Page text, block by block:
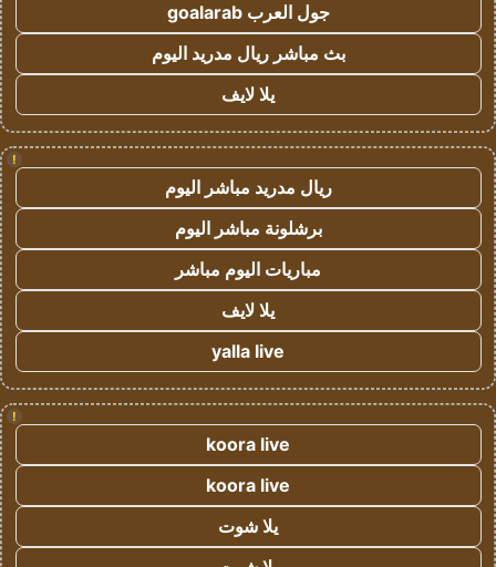
جول العرب goalarab
بث مباشر ريال مدريد اليوم
يلا لايف
!
ريال مدريد مباشر اليوم
برشلونة مباشر اليوم
مباريات اليوم مباشر
يلا لايف
yalla live
!
koora live
koora live
يلا شوت